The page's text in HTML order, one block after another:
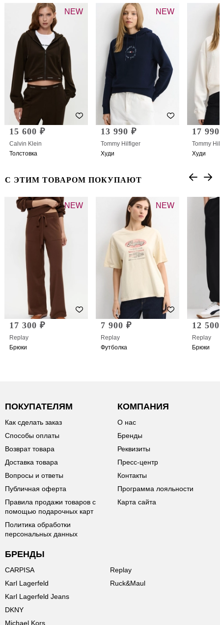
NEW
15 600 ₽
Calvin Klein
Толстовка
NEW
13 990 ₽
Tommy Hilfiger
Худи
17
Tommy
Худи
С ЭТИМ ТОВАРОМ ПОКУПАЮТ
NEW
17 300 ₽
Replay
Брюки
NEW
7 900 ₽
Replay
Футболка
12
Replay
Брюки
ПОКУПАТЕЛЯМ
Как сделать заказ
Способы оплаты
Возврат товара
Доставка товара
Вопросы и ответы
Публичная оферта
Правила продажи товаров с
помощью подарочных карт
Политика обработки
персональных данных
КОМПАНИЯ
О нас
Бренды
Реквизиты
Пресс-центр
Контакты
Программа лояльности
Карта сайта
БРЕНДЫ
CARPISA
Karl Lagerfeld
Karl Lagerfeld Jeans
DKNY
Michael Kors
Replay
Ruck&Maul